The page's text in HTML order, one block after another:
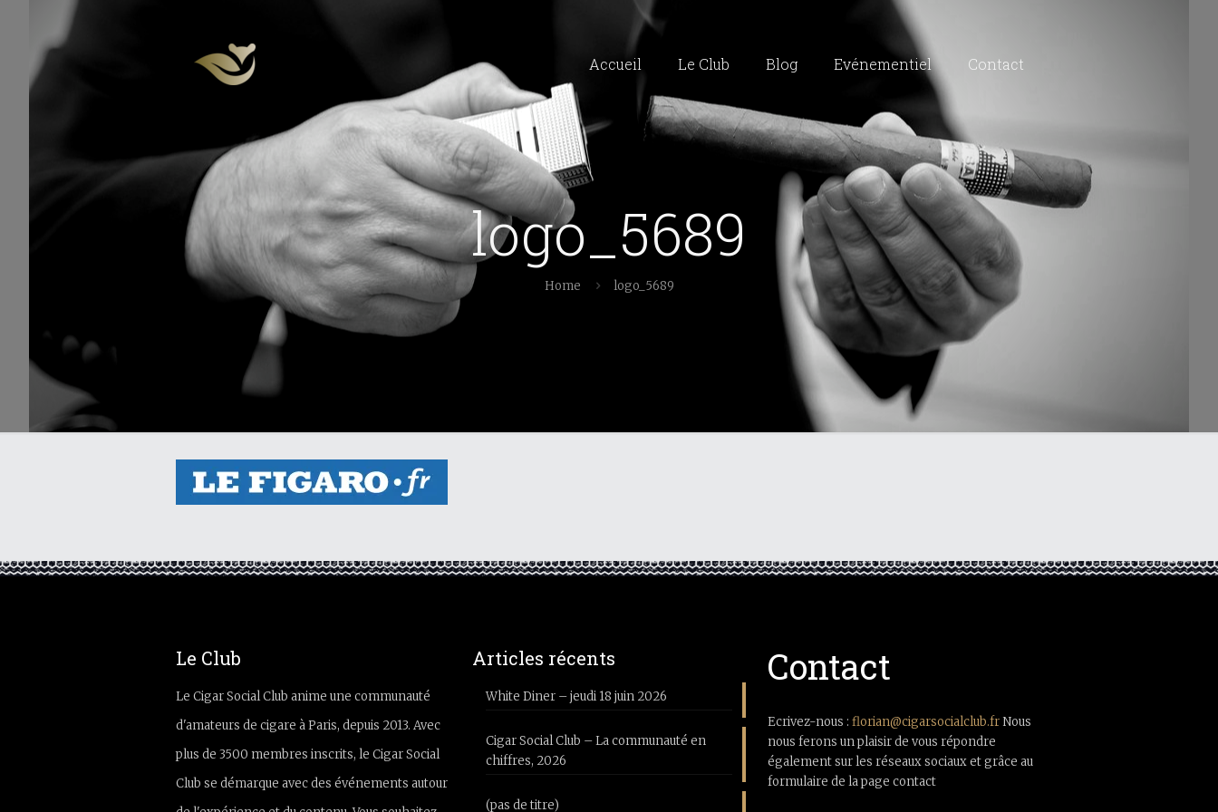
Accueil Le Club Blog Evénementiel Contact
logo_5689
Home logo_5689
Le Club
Le Cigar Social Club anime une communauté
d'amateurs de cigare à Paris, depuis 2013. Avec
plus de 3500 membres inscrits, le Cigar Social
Club se démarque avec des événements autour
Articles récents
White Diner – jeudi 18 juin 2026
Cigar Social Club – La communauté en
chiffres, 2026
(pas de titre)
Contact
Ecrivez-nous :florian@cigarsocialclub.frNous
nous ferons un plaisir de vous répondre
également sur les réseaux sociaux et grâce au
formulaire de la page contact